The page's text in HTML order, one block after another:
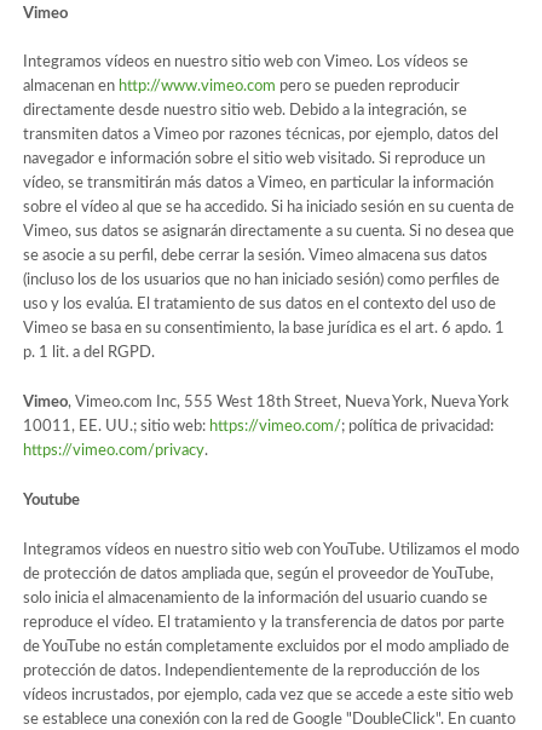
Vimeo
Integramos vídeos en nuestro sitio web con Vimeo. Los vídeos se
almacenan en http://www.vimeo.com pero se pueden reproducir
directamente desde nuestro sitio web. Debido a la integración, se
transmiten datos a Vimeo por razones técnicas, por ejemplo, datos del
navegador e información sobre el sitio web visitado. Si reproduce un
vídeo, se transmitirán más datos a Vimeo, en particular la información
sobre el vídeo al que se ha accedido. Si ha iniciado sesión en su cuenta de
Vimeo, sus datos se asignarán directamente a su cuenta. Si no desea que
se asocie a su perfil, debe cerrar la sesión. Vimeo almacena sus datos
(incluso los de los usuarios que no han iniciado sesión) como perfiles de
uso y los evalúa. El tratamiento de sus datos en el contexto del uso de
Vimeo se basa en su consentimiento, la base jurídica es el art. 6 apdo. 1
p. 1 lit. a del RGPD.
Vimeo, Vimeo.com Inc, 555 West 18th Street, Nueva York, Nueva York
10011, EE. UU.; sitio web: https://vimeo.com/; política de privacidad:
https://vimeo.com/privacy.
Youtube
Integramos vídeos en nuestro sitio web con YouTube. Utilizamos el modo
de protección de datos ampliada que, según el proveedor de YouTube,
solo inicia el almacenamiento de la información del usuario cuando se
reproduce el vídeo. El tratamiento y la transferencia de datos por parte
de YouTube no están completamente excluidos por el modo ampliado de
protección de datos. Independientemente de la reproducción de los
vídeos incrustados, por ejemplo, cada vez que se accede a este sitio web
se establece una conexión con la red de Google "DoubleClick". En cuanto